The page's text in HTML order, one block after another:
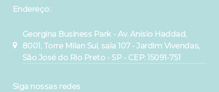
Endereço:
Georgina Business Park - Av. Anísio Haddad,
8001, Torre Milan Sul, sala 107 - Jardim Vivendas,
São José do Rio Preto - SP - CEP: 15091-751
Siga nossas redes